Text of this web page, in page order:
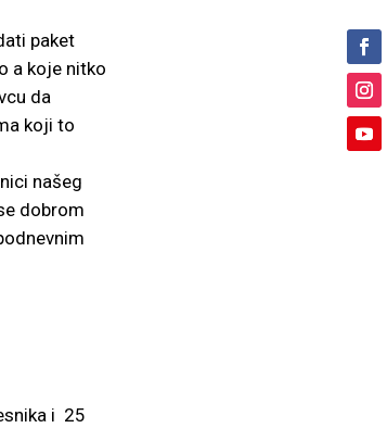
paket
a koje nitko
da
koji to
našeg
dobrom
i 25